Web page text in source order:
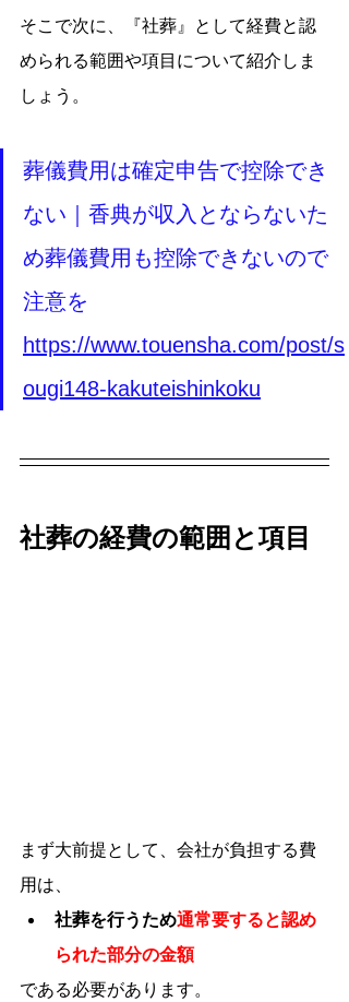
そこで次に、『社葬』として経費と認
められる範囲や項目について紹介しま
しょう。
葬儀費用は確定申告で控除でき
ない｜香典が収入とならないた
め葬儀費用も控除できないので
注意を
https://www.touensha.com/post/s
ougi148-kakuteishinkoku
社葬の経費の範囲と項目
まず大前提として、会社が負担する費
用は、
社葬を行うため通常要すると認め
られた部分の金額
である必要があります。